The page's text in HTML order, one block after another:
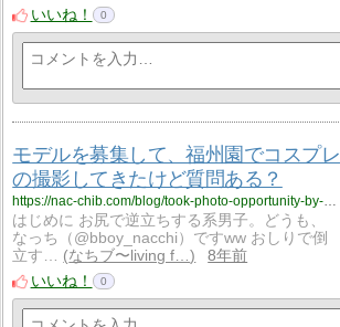
いいね！
0
モデルを募集して、福州園でコスプレ
の撮影してきたけど質問ある？
はじめに お尻で逆立ちする系男子。どうも、
なっち（@bboy_nacchi）ですww おしりで倒
立す…
なちブ〜living f…
8年前
いいね！
0